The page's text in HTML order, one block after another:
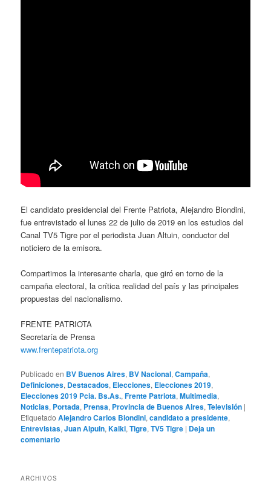
El candidato presidencial del Frente Patriota, Alejandro Biondini,
fue entrevistado el lunes 22 de julio de 2019 en los estudios del
Canal TV5 Tigre por el periodista Juan Altuin, conductor del
noticiero de la emisora.
Compartimos la interesante charla, que giró en torno de la
campaña electoral, la crítica realidad del país y las principales
propuestas del nacionalismo.
FRENTE PATRIOTA
Secretaría de Prensa
www.frentepatriota.org
Publicado en BV Buenos Aires, BV Nacional,Campaña,
Definiciones, Destacados, Elecciones, Elecciones 2019,
Elecciones 2019 Pcia. Bs.As.,Frente Patriota,Multimedia,
Noticias, Portada, Prensa, Provincia de Buenos Aires,Televisión |
Etiquetado Alejandro Carlos Biondini,candidato a presidente,
Entrevistas,Juan Alpuin,Kalki,Tigre,TV5 Tigre | Deja un
comentario
ARCHIVOS